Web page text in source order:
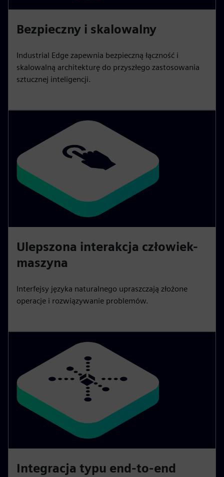
Bezpieczny i skalowalny
Industrial Edge zapewnia bezpieczną łączność i
skalowalną architekturę do przyszłego zastosowania
sztucznej inteligencji.
Ulepszona interakcja człowiek-
maszyna
Interfejsy języka naturalnego upraszczają złożone
operacje i rozwiązywanie problemów.
Integracja typu end-to-end